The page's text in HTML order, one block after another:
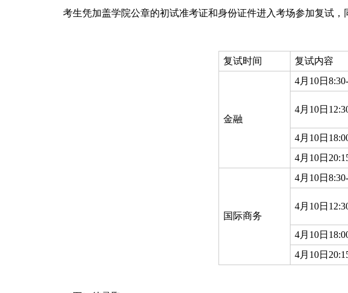
考生凭加盖学院公章的初试准考证和身份证件进入考场参加复试，
复试时间 复试内容
金融
4月10日
4月10日
4月10日
4月10日
国际商务
4月10日
4月10日
4月10日
4月10日